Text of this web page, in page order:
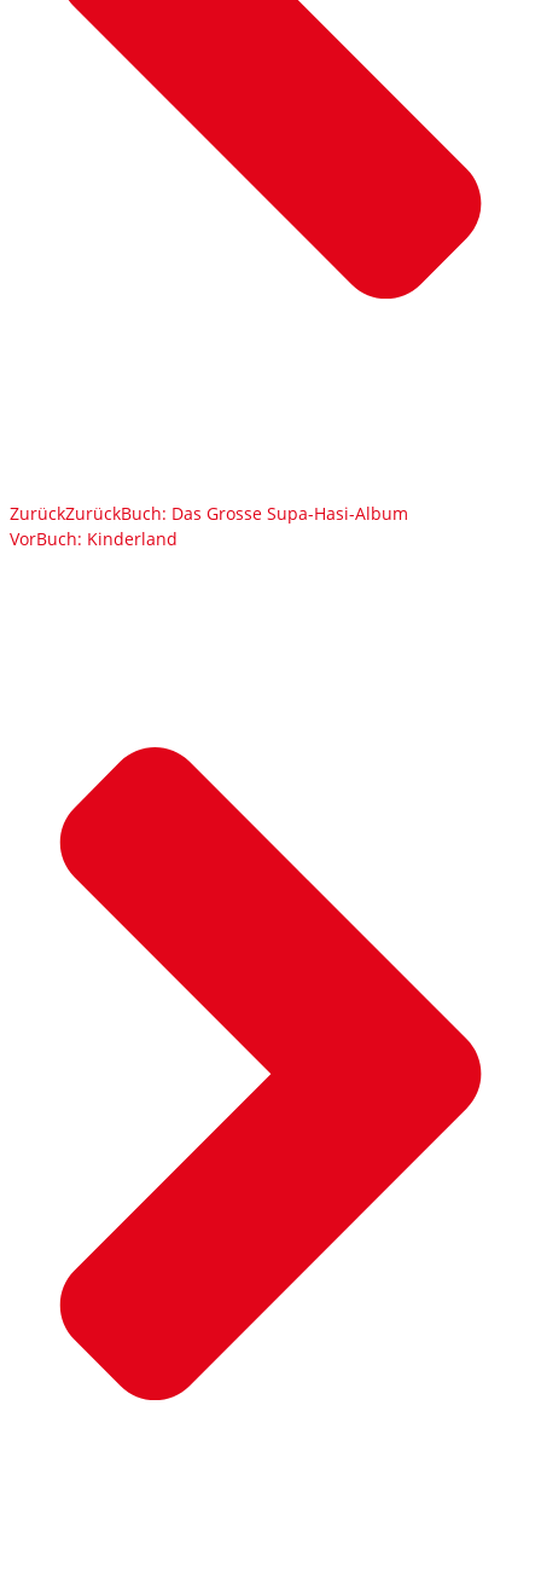
ZurückZurückBuch: Das Grosse Supa-Hasi-Album
VorBuch: Kinderland